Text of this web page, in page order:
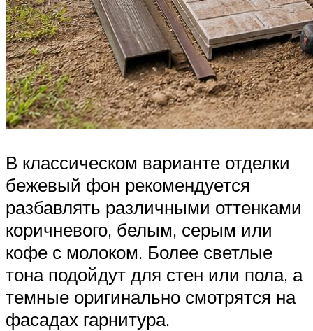
В классическом варианте отделки
бежевый фон рекомендуется
разбавлять различными оттенками
коричневого, белым, серым или
кофе с молоком. Более светлые
тона подойдут для стен или пола, а
темные оригинально смотрятся на
фасадах гарнитура.